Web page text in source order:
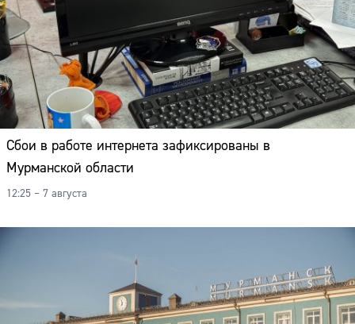
Сбои в работе интернета зафиксированы в
Мурманской области
12:25 – 7 августа